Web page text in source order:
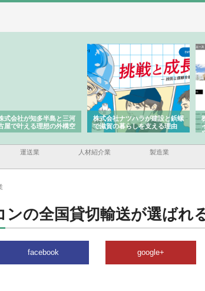
式会社が知多半島と三河
屋で叶える理想の外構空
株式会社ナツハラが建設と鋲螺
で滋賀の暮らしを支える理由
運送業 人材紹介業 製造業
ンの全国貸切輸送が選ばれ
facebook google+